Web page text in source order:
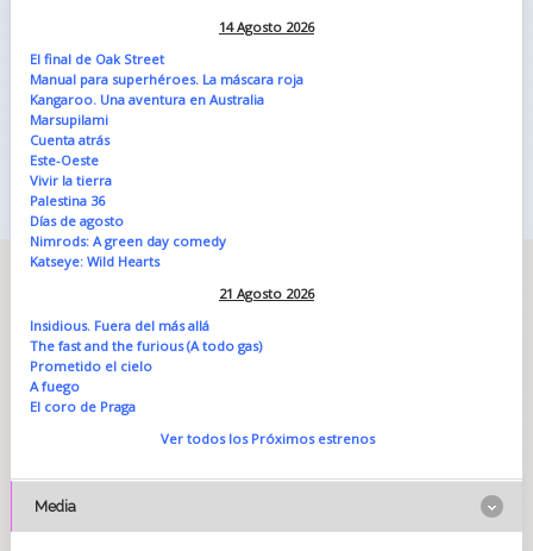
14 Agosto 2026
El final de Oak Street
Manual para superhéroes. La máscara roja
Kangaroo. Una aventura en Australia
Marsupilami
Cuenta atrás
Este-Oeste
Vivir la tierra
Palestina 36
Días de agosto
Nimrods: A green day comedy
Katseye: Wild Hearts
21 Agosto 2026
Insidious. Fuera del más allá
The fast and the furious (A todo gas)
Prometido el cielo
A fuego
El coro de Praga
Ver todos los Próximos estrenos
Media